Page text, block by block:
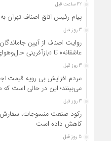
22 ساعت قبل
پیام رئیس اتاق اصناف تهران
3 روز قبل
روایت اصناف از آیین
عاشقانه» تا «بازآفرینی
3 روز قبل
مردم افزایش بی رویه قیمت
می‌بینند؛ این در حالی است
3 روز قبل
رکود صنعت منسوجات،
کاهش داده است
5 روز قبل